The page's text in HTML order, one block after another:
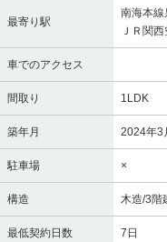
最寄り駅
南海本
ＪＲ関
車でのアクセス
間取り 1LDK
築年月 2024年3
駐車場 ×
構造 木造/3階
最低契約日数 7日